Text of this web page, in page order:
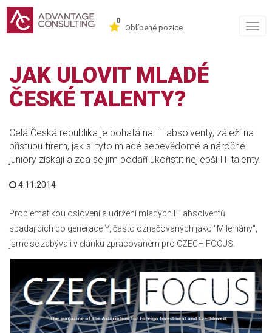
0
Oblíbené pozice
JAK ULOVIT MLADÉ
ČESKÉ TALENTY?
Celá Česká republika je bohatá na IT absolventy, záleží na
přístupu firem, jak si tyto mladé sebevědomé a náročné
juniory získají a zda se jim podaří ukořistit nejlepší IT talenty.
4.11.2014
Problematikou oslovení a udržení mladých IT absolventů
spadajících do generace Y, často označovaných jako "Mileniány",
jsme se zabývali v článku zpracovaném pro CZECH FOCUS.